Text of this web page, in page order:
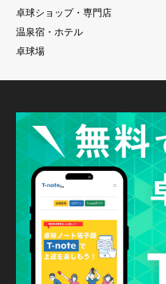
卓球ショップ・専門店
温泉宿・ホテル
卓球場